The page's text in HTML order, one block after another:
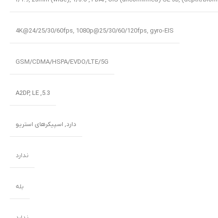
4K@24/25/30/60fps, 1080p@25/30/60/120fps, gyro-EIS
GSM/CDMA/HSPA/EVDO/LTE/5G
5.3, A2DP, LE
دارد, اسپیکرهای استریو
ندارد
بله